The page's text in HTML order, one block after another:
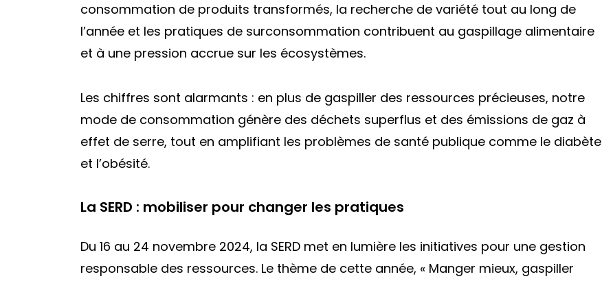
consommation de produits transformés, la recherche de variété tout au long de
l’année et les pratiques de surconsommation contribuent au gaspillage alimentaire
et à une pression accrue sur les écosystèmes.
Les chiffres sont alarmants : en plus de gaspiller des ressources précieuses, notre
mode de consommation génère des déchets superflus et des émissions de gaz à
effet de serre, tout en amplifiant les problèmes de santé publique comme le diabète
et l’obésité.
La SERD : mobiliser pour changer les pratiques
Du 16 au 24 novembre 2024, la SERD met en lumière les initiatives pour une gestion
responsable des ressources. Le thème de cette année, « Manger mieux, gaspiller